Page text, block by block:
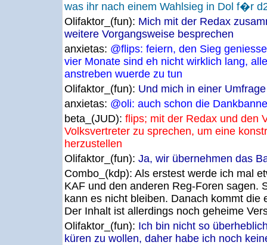
was ihr nach einem Wahlsieg in Dol f�r
Olifaktor_(fun): Mich mit der Redax
weitere Vorgangsweise besprechen
anxietas: @flips: feiern, den Sieg
vier Monate sind eh nicht wirklich lang,
anstreben wuerde zu tun
Olifaktor_(fun): Und mich in einer
anxietas: @oli: auch schon die
beta_(JUD): flips; mit der Redax und den
Volksvertreter zu sprechen, um eine
herzustellen
Olifaktor_(fun): Ja, wir übernehmen das
Combo_(kdp): Als erstest werde ich mal
KAF und den anderen Reg-Foren sagen.
kann es nicht bleiben. Danach kommt die
Der Inhalt ist allerdings noch geheime
Olifaktor_(fun): Ich bin nicht so
küren zu wollen, daher habe ich noch